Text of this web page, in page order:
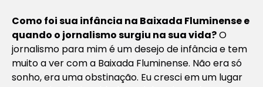
Como foi sua infância na Baixada Fluminense e
quando o jornalismo surgiu na sua vida?O
jornalismo para mim é um desejo de infância e tem
muito a ver com a Baixada Fluminense. Não era só
sonho, era uma obstinação. Eu cresci em um lugar